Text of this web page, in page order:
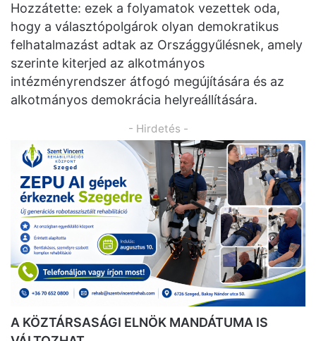
Hozzátette: ezek a folyamatok vezettek oda,
hogy a választópolgárok olyan demokratikus
felhatalmazást adtak az Országgyűlésnek, amely
szerinte kiterjed az alkotmányos
intézményrendszer átfogó megújítására és az
alkotmányos demokrácia helyreállítására.
- Hirdetés -
A KÖZTÁRSASÁGI ELNÖK MANDÁTUMA IS